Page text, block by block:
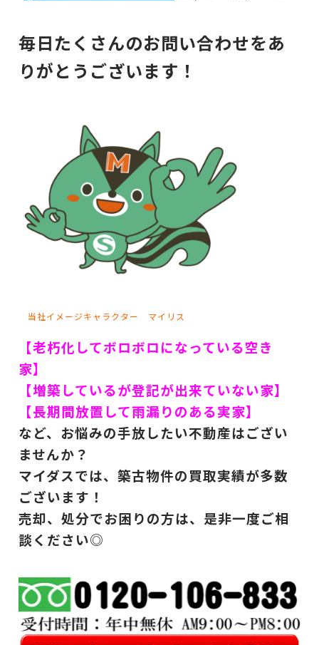
毎日たくさんのお問い合わせをあ
りがとうございます！
当社イメージキャラクター マイリス
【老朽化してボロボロになっている空き
家】
【増築しているが登記が出来ていない家】
【長期間放置して雨漏りのある実家】
など、お悩みの手放したい不動産はござい
ませんか？
マイダスでは、築古物件の買取実績が多数
ございます！
売却、処分でお困りの方は、是非一度ご相
談ください◎